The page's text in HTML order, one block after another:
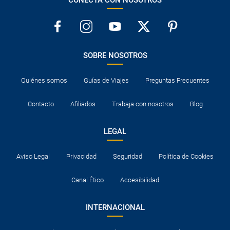
SOBRE NOSOTROS
Quiénes somos Guías de Viajes Preguntas Frecuentes
Contacto Afiliados Trabaja con nosotros Blog
LEGAL
Aviso Legal Privacidad Seguridad Política de Cookies
Canal Ético Accesibilidad
INTERNACIONAL